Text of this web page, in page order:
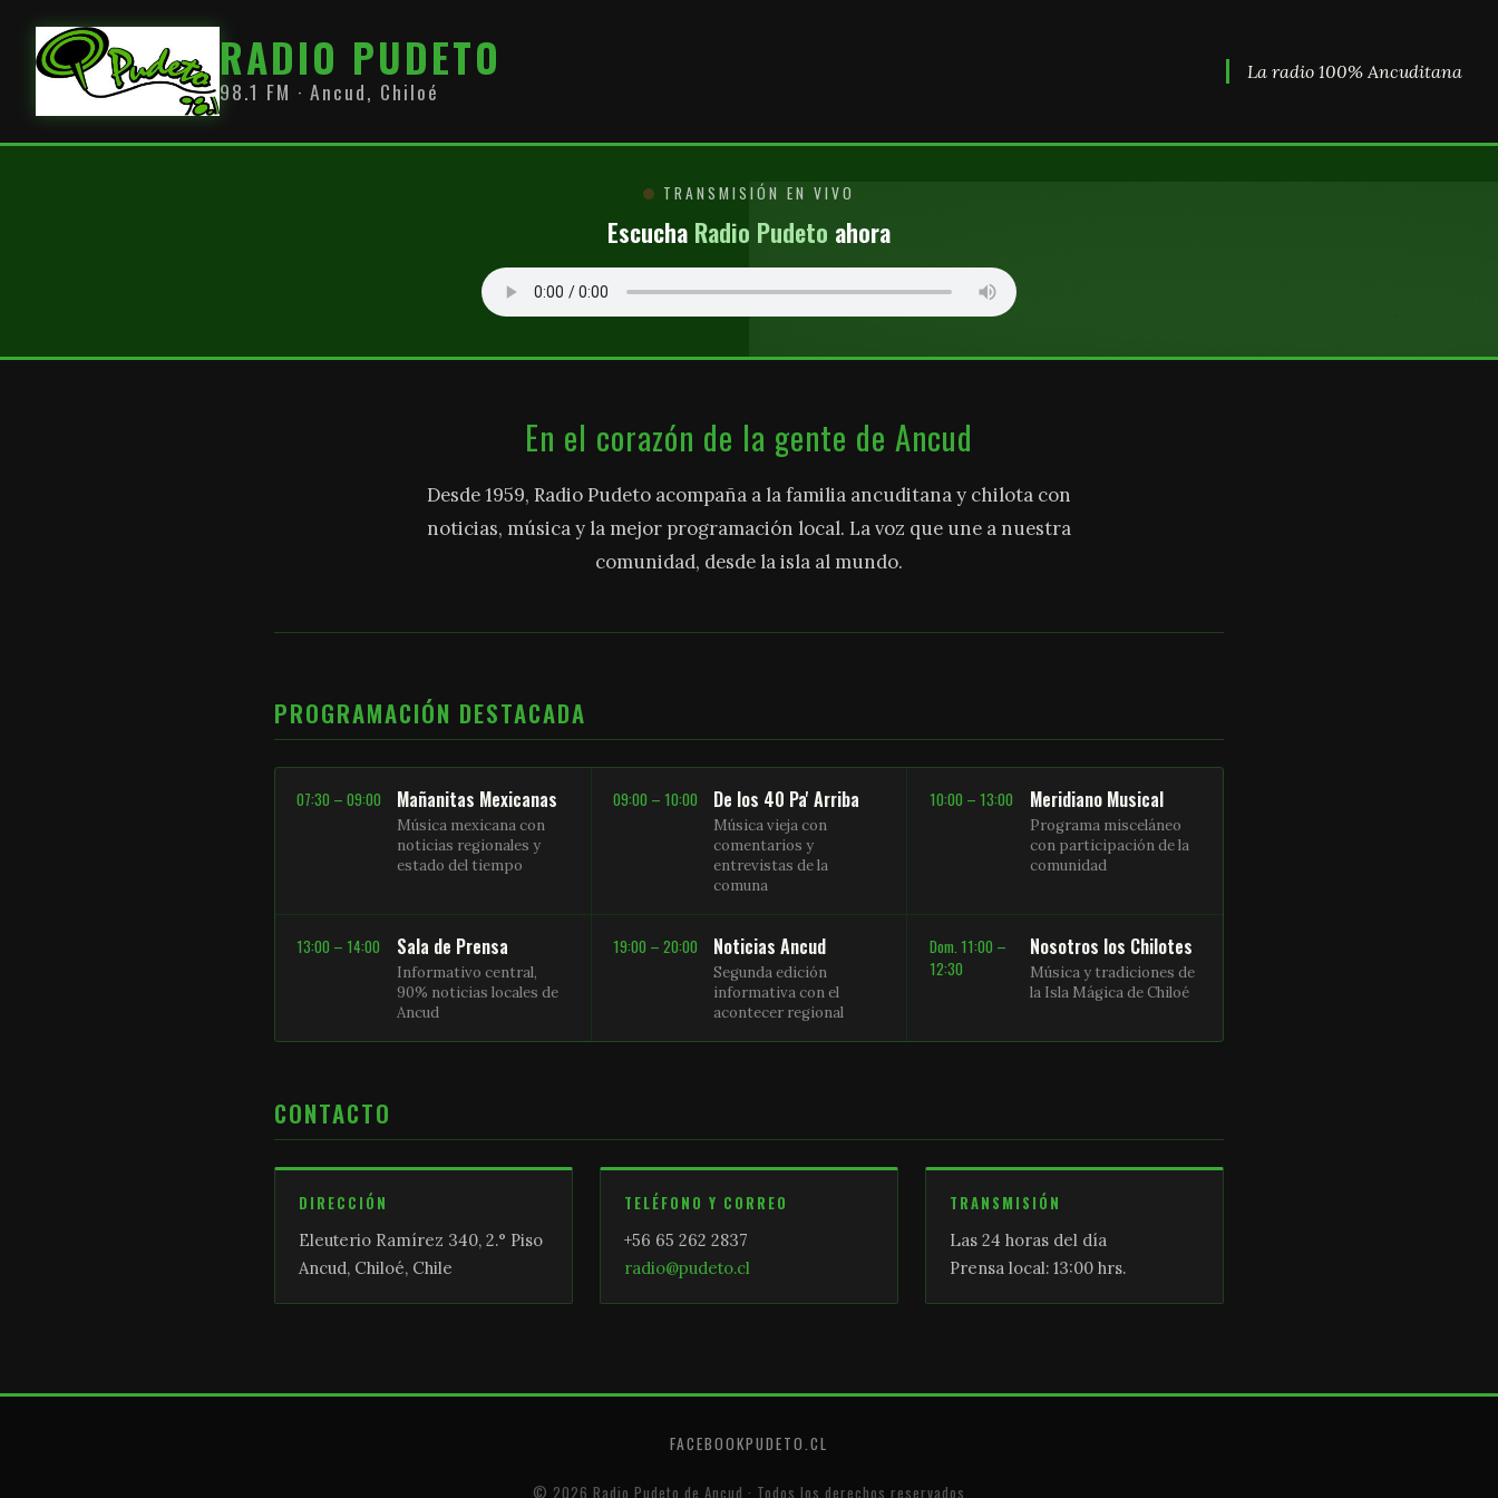
RADIO PUDETO
98.1 FM · Ancud, Chiloé
La radio 100% Ancuditana
TRANSMISIÓN EN VIVO
Escucha Radio Pudeto ahora
En el corazón de la gente de Ancud
Desde 1959, Radio Pudeto acompaña a la familia ancuditana y chilota con
noticias, música y la mejor programación local. La voz que une a nuestra
comunidad, desde la isla al mundo.
PROGRAMACIÓN DESTACADA
07:30 – 09:00 Mañanitas Mexicanas
Música mexicana con
noticias regionales y
estado del tiempo
09:00 – 10:00 De los 40 Pa' Arriba
Música vieja con
comentarios y
entrevistas de la
comuna
10:00 – 13:00 Meridiano Musical
Programa misceláneo
con participación de la
comunidad
13:00 – 14:00 Sala de Prensa
Informativo central,
90% noticias locales de
Ancud
19:00 – 20:00 Noticias Ancud
Segunda edición
informativa con el
acontecer regional
Dom. 11:00 –
12:30
Nosotros los Chilotes
Música y tradiciones de
la Isla Mágica de Chiloé
CONTACTO
DIRECCIÓN
Eleuterio Ramírez 340, 2.° Piso
Ancud, Chiloé, Chile
TELÉFONO Y CORREO
+56 65 262 2837
radio@pudeto.cl
TRANSMISIÓN
Las 24 horas del día
Prensa local: 13:00 hrs.
FACEBOOKPUDETO.CL
© 2026 Radio Pudeto de Ancud · Todos los derechos reservados